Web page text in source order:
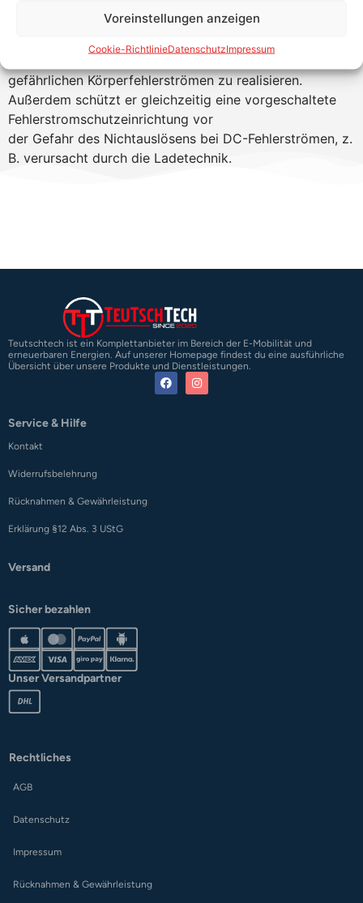
Voreinstellungen anzeigen
Cookie-RichtlinieDatenschutzImpressum
Die Aufgabe des DFS 4 EV besteht darin, den an jeder
gefährlichen Körperfehlerströmen zu realisieren.
Außerdem schützt er gleichzeitig eine vorgeschaltete
Fehlerstromschutzeinrichtung vor
der Gefahr des Nichtauslösens bei DC-Fehlerströmen, z.
B. verursacht durch die Ladetechnik.
Teutschtech ist ein Komplettanbieter im Bereich der E-Mobilität und
erneuerbaren Energien. Auf unserer Homepage findest du eine ausführliche
Übersicht über unsere Produkte und Dienstleistungen.
Service & Hilfe
Kontakt
Widerrufsbelehrung
Rücknahmen & Gewährleistung
Erklärung §12 Abs. 3 UStG
Versand
Sicher bezahlen
Unser Versandpartner
Rechtliches
AGB
Datenschutz
Impressum
Rücknahmen & Gewährleistung